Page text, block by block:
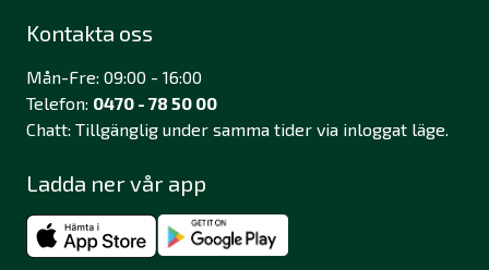
Kontakta oss
Mån-Fre: 09:00 - 16:00
Telefon: 0470 - 78 50 00
Chatt: Tillgänglig under samma tider via inloggat läge.
Ladda ner vår app